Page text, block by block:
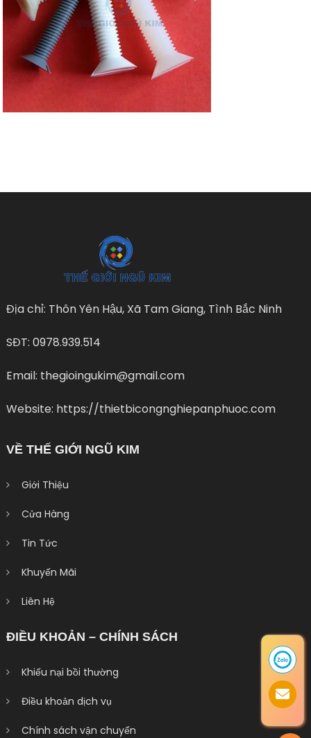
Địa chỉ: Thôn Yên Hậu, Xã Tam Giang, Tình Bắc Ninh
SĐT: 0978.939.514
Email: thegioingukim@gmail.com
Website: https://thietbicongnghiepanphuoc.com
VỀ THẾ GIỚI NGŨ KIM
Giới Thiệu
Cửa Hàng
Tin Tức
Khuyến Mãi
Liên Hệ
ĐIỀU KHOẢN – CHÍNH SÁCH
Khiếu nại bồi thường
Điều khoản dịch vụ
Chính sách vận chuyển